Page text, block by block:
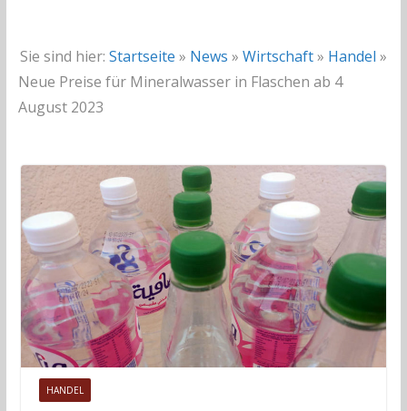
Sie sind hier: Startseite » News » Wirtschaft» Handel »
Neue Preise für Mineralwasser in Flaschen ab 4
August 2023
HANDEL